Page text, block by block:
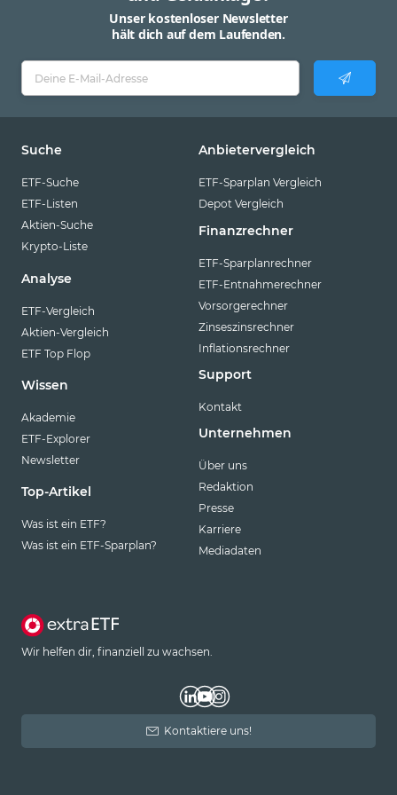
Unser kostenloser Newsletter
hält dich auf dem Laufenden.
Suche
ETF-Suche
ETF-Listen
Aktien-Suche
Krypto-Liste
Analyse
ETF-Vergleich
Aktien-Vergleich
ETF Top Flop
Wissen
Akademie
ETF-Explorer
Newsletter
Top-Artikel
Was ist ein ETF?
Was ist ein ETF-Sparplan?
Anbietervergleich
ETF-Sparplan Vergleich
Depot Vergleich
Finanzrechner
ETF-Sparplanrechner
ETF-Entnahmerechner
Vorsorgerechner
Zinseszinsrechner
Inflationsrechner
Support
Kontakt
Unternehmen
Über uns
Redaktion
Presse
Karriere
Mediadaten
Wir helfen dir, finanziell zu wachsen.
Kontaktiere uns!